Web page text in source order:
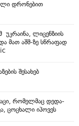
დრონებით
უკრაინა, ლიცენზიის
და მათ აშშ-ზე სწრაფად
შესახებ
რომელმაც დედა-
ცოცხალი იპოვეს